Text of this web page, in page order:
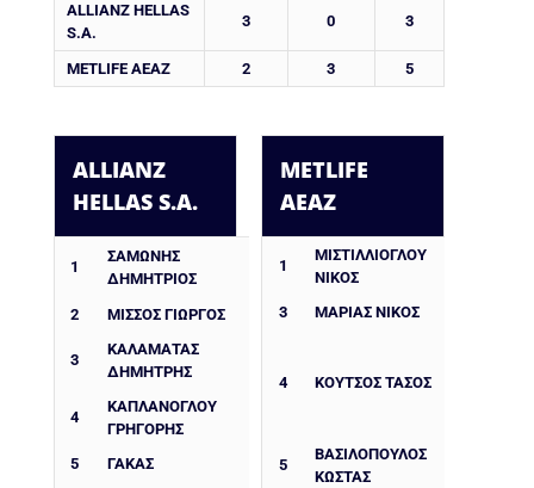
ALLIANZ HELLAS
S.A.
3 0 3
METLIFE AEAZ 2 3 5
ALLIANZ
HELLAS S.A.
1
ΣΑΜΩΝΗΣ
ΔΗΜΗΤΡΙΟΣ
2
ΜΙΣΣΟΣ ΓΙΩΡΓΟΣ
3
ΚΑΛΑΜΑΤΑΣ
ΔΗΜΗΤΡΗΣ
4
ΚΑΠΛΑΝΟΓΛΟΥ
ΓΡΗΓΟΡΗΣ
5
ΓΑΚΑΣ
METLIFE
AEAZ
1
ΜΙΣΤΙΛΛΙΟΓΛΟΥ
ΝΙΚΟΣ
3
ΜΑΡΙΑΣ ΝΙΚΟΣ
4 ΚΟΥΤΣΟΣ ΤΑΣΟΣ
5
ΒΑΣΙΛΟΠΟΥΛΟΣ
ΚΩΣΤΑΣ